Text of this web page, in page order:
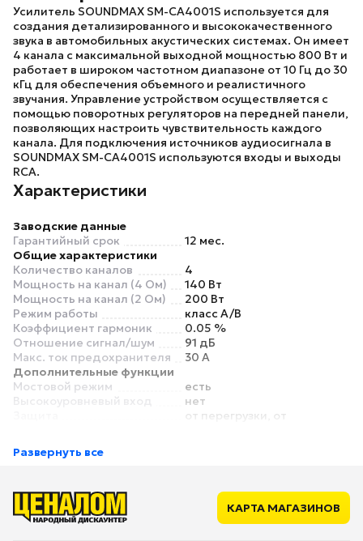
Усилитель SOUNDMAX SM-CA4001S используется для
создания детализированного и высококачественного
звука в автомобильных акустических системах. Он имеет
4 канала с максимальной выходной мощностью 800 Вт и
работает в широком частотном диапазоне от 10 Гц до 30
кГц для обеспечения объемного и реалистичного
звучания. Управление устройством осуществляется с
помощью поворотных регуляторов на передней панели,
позволяющих настроить чувствительность каждого
канала. Для подключения источников аудиосигнала в
SOUNDMAX SM-CA4001S используются входы и выходы
RCA.
Характеристики
Заводские данные
Гарантийный срок
12 мес.
Общие характеристики
Количество каналов
4
Мощность на канал (4 Ом)
140 Вт
Мощность на канал (2 Ом)
200 Вт
Режим работы
класс A/B
Коэффициент гармоник
0.05 %
Отношение сигнал/шум
91 дБ
Макс. ток предохранителя
30 А
Дополнительные функции
Мостовой режим
есть
Высокоуровневый вход
нет
от перегрузки, от
Индикатор защиты
Boost)
Фильтры
Пульт ДУ
Развернуть все
КАРТА МАГАЗИНОВ